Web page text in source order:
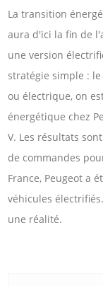
La transition
aura d'ici la fin de
une version
stratégie simple :
ou électrique, on
énergétique chez
V. Les résultats
de commandes
France, Peugeot a
véhicules
une réalité.